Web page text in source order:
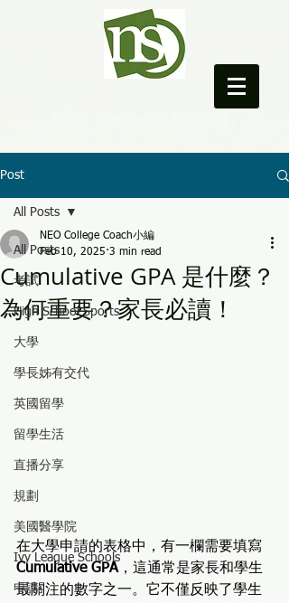
Post
All Posts
考試
High School Sports
大學
學長姊有交代
英國留學
留學生活
直播分享
規劃
美國醫學院
Ivy League Schools
申請
All Posts
Cumulative GPA 是什麼？
為何重要？家長必讀！
NEO College Coach小編
Feb 10, 2025 3 min read
在大學申請的表格中，有一欄需要填寫
Cumulative GPA，這通常是家長和學生
最關注的數字之一。它不僅反映了學生